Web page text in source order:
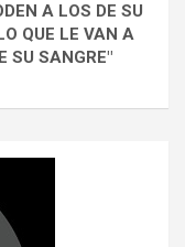
A LOS DE SU
QUE LE VAN A
SU SANGRE"